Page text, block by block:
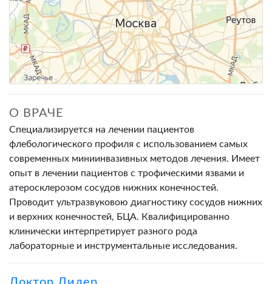
О ВРАЧЕ
Специализируется на лечении пациентов
флебологического профиля с использованием самых
современных миниинвазивных методов лечения. Имеет
опыт в лечении пациентов с трофическими язвами и
атеросклерозом сосудов нижних конечностей.
Проводит ультразвуковою диагностику сосудов нижних
и верхних конечностей, БЦА. Квалифицированно
клинически интерпретирует разного рода
лабораторные и инструментальные исследования.